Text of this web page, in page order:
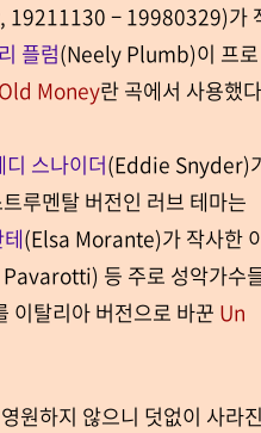
19211130 – 19980329)가
플럼(Neely Plumb)이 프로
Old Money란 곡에서 사용했
디 스나이더(Eddie Snyder)
루멘탈 버전인 러브 테마는
(Elsa Morante)가 작사한
등 주로 성악가수
이탈리아 버전으로 바꾼 Un
원하지 않으니 덧없이 사라진